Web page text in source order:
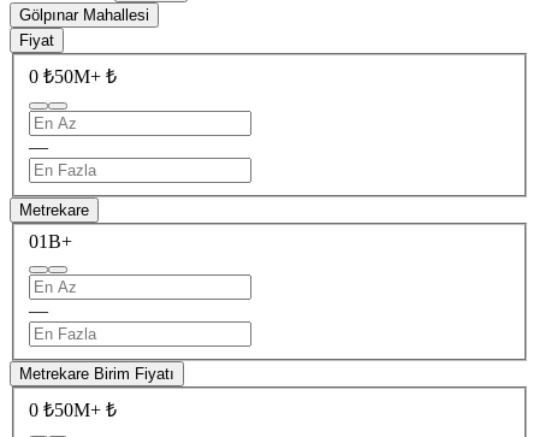
Gölpınar Mahallesi
Fiyat
0 ₺50M+ ₺
—
Metrekare
01B+
—
Metrekare Birim Fiyatı
0 ₺50M+ ₺